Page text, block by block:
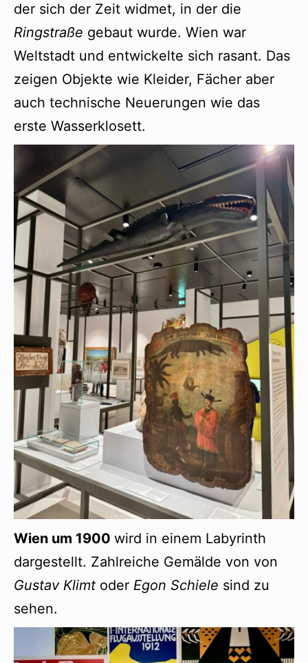
der sich der Zeit widmet, in der die
Ringstraße gebaut wurde. Wien war
Weltstadt und entwickelte sich rasant. Das
zeigen Objekte wie Kleider, Fächer aber
auch technische Neuerungen wie das
erste Wasserklosett.
Wien um 1900 wird in einem Labyrinth
dargestellt. Zahlreiche Gemälde von von
Gustav Klimt oder Egon Schiele sind zu
sehen.